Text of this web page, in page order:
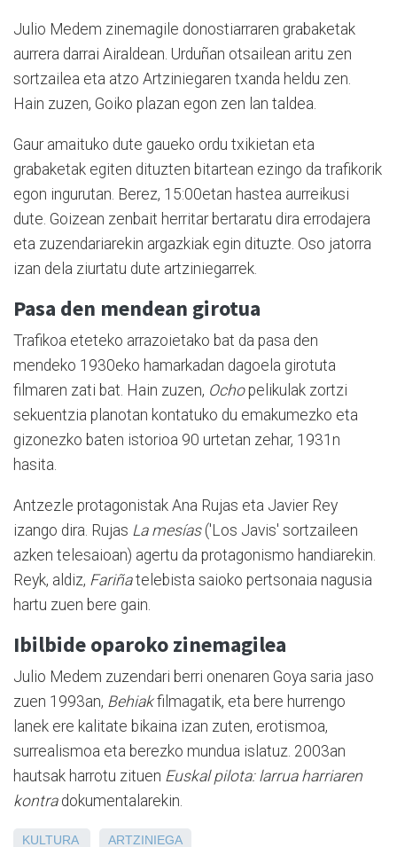
Julio Medem zinemagile donostiarraren grabaketak
aurrera darrai Airaldean. Urduñan otsailean aritu zen
sortzailea eta atzo Artziniegaren txanda heldu zen.
Hain zuzen, Goiko plazan egon zen lan taldea.
Gaur amaituko dute gaueko ordu txikietan eta
grabaketak egiten dituzten bitartean ezingo da trafikorik
egon ingurutan. Berez, 15:00etan hastea aurreikusi
dute. Goizean zenbait herritar bertaratu dira errodajera
eta zuzendariarekin argazkiak egin dituzte. Oso jatorra
izan dela ziurtatu dute artziniegarrek.
Pasa den mendean girotua
Trafikoa eteteko arrazoietako bat da pasa den
mendeko 1930eko hamarkadan dagoela girotuta
filmaren zati bat. Hain zuzen, Ochopelikulak zortzi
sekuentzia planotan kontatuko du emakumezko eta
gizonezko baten istorioa 90 urtetan zehar, 1931n
hasita.
Antzezle protagonistak Ana Rujas eta Javier Rey
izango dira. Rujas La mesías('Los Javis' sortzaileen
azken telesaioan) agertu da protagonismo handiarekin.
Reyk, aldiz, Fariñatelebista saioko pertsonaia nagusia
hartu zuen bere gain.
Ibilbide oparoko zinemagilea
Julio Medem zuzendari berri onenaren Goya saria jaso
zuen 1993an, Behiakfilmagatik, eta bere hurrengo
lanek ere kalitate bikaina izan zuten, erotismoa,
surrealismoa eta berezko mundua islatuz. 2003an
hautsak harrotu zituen Euskal pilota: larrua harriaren
kontradokumentalarekin.
KULTURA ARTZINIEGA